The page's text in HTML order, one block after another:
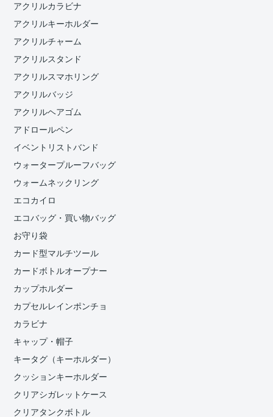
アクリルカラビナ
アクリルキーホルダー
アクリルチャーム
アクリルスタンド
アクリルスマホリング
アクリルバッジ
アクリルヘアゴム
アドロールペン
イベントリストバンド
ウォータープルーフバッグ
ウォームネックリング
エコカイロ
エコバッグ・買い物バッグ
お守り袋
カード型マルチツール
カードボトルオープナー
カップホルダー
カプセルレインポンチョ
カラビナ
キャップ・帽子
キータグ（キーホルダー）
クッションキーホルダー
クリアシガレットケース
クリアタンクボトル